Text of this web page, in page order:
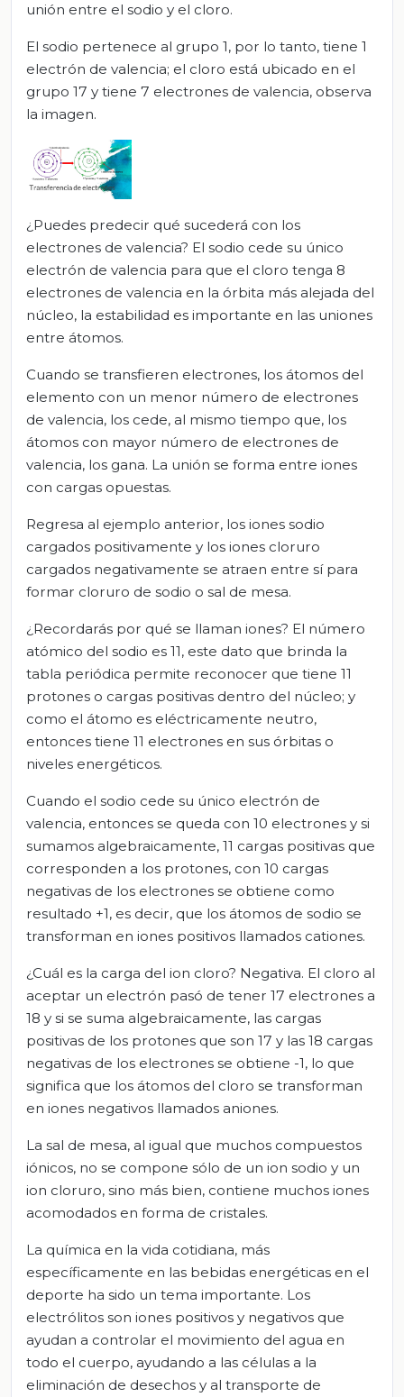
unión entre el sodio y el cloro.
El sodio pertenece al grupo 1, por lo tanto, tiene 1
electrón de valencia; el cloro está ubicado en el
grupo 17 y tiene 7 electrones de valencia, observa
la imagen.
¿Puedes predecir qué sucederá con los
electrones de valencia? El sodio cede su único
electrón de valencia para que el cloro tenga 8
electrones de valencia en la órbita más alejada del
núcleo, la estabilidad es importante en las uniones
entre átomos.
Cuando se transfieren electrones, los átomos del
elemento con un menor número de electrones
de valencia, los cede, al mismo tiempo que, los
átomos con mayor número de electrones de
valencia, los gana. La unión se forma entre iones
con cargas opuestas.
Regresa al ejemplo anterior, los iones sodio
cargados positivamente y los iones cloruro
cargados negativamente se atraen entre sí para
formar cloruro de sodio o sal de mesa.
¿Recordarás por qué se llaman iones? El número
atómico del sodio es 11, este dato que brinda la
tabla periódica permite reconocer que tiene 11
protones o cargas positivas dentro del núcleo; y
como el átomo es eléctricamente neutro,
entonces tiene 11 electrones en sus órbitas o
niveles energéticos.
Cuando el sodio cede su único electrón de
valencia, entonces se queda con 10 electrones y si
sumamos algebraicamente, 11 cargas positivas que
corresponden a los protones, con 10 cargas
negativas de los electrones se obtiene como
resultado +1, es decir, que los átomos de sodio se
transforman en iones positivos llamados cationes.
¿Cuál es la carga del ion cloro? Negativa. El cloro al
aceptar un electrón pasó de tener 17 electrones a
18 y si se suma algebraicamente, las cargas
positivas de los protones que son 17 y las 18 cargas
negativas de los electrones se obtiene -1, lo que
significa que los átomos del cloro se transforman
en iones negativos llamados aniones.
La sal de mesa, al igual que muchos compuestos
iónicos, no se compone sólo de un ion sodio y un
ion cloruro, sino más bien, contiene muchos iones
acomodados en forma de cristales.
La química en la vida cotidiana, más
específicamente en las bebidas energéticas en el
deporte ha sido un tema importante. Los
electrólitos son iones positivos y negativos que
ayudan a controlar el movimiento del agua en
todo el cuerpo, ayudando a las células a la
eliminación de desechos y al transporte de